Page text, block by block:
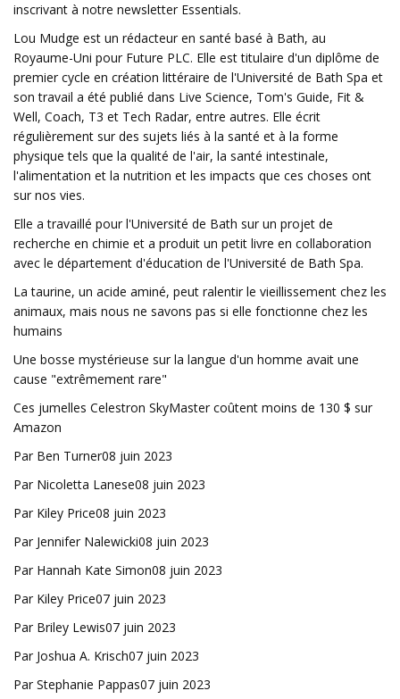
inscrivant à notre newsletter Essentials.
Lou Mudge est un rédacteur en santé basé à Bath, au
Royaume-Uni pour Future PLC. Elle est titulaire d'un diplôme de
premier cycle en création littéraire de l'Université de Bath Spa et
son travail a été publié dans Live Science, Tom's Guide, Fit &
Well, Coach, T3 et Tech Radar, entre autres. Elle écrit
régulièrement sur des sujets liés à la santé et à la forme
physique tels que la qualité de l'air, la santé intestinale,
l'alimentation et la nutrition et les impacts que ces choses ont
sur nos vies.
Elle a travaillé pour l'Université de Bath sur un projet de
recherche en chimie et a produit un petit livre en collaboration
avec le département d'éducation de l'Université de Bath Spa.
La taurine, un acide aminé, peut ralentir le vieillissement chez les
animaux, mais nous ne savons pas si elle fonctionne chez les
humains
Une bosse mystérieuse sur la langue d'un homme avait une
cause "extrêmement rare"
Ces jumelles Celestron SkyMaster coûtent moins de 130 $ sur
Amazon
Par Ben Turner08 juin 2023
Par Nicoletta Lanese08 juin 2023
Par Kiley Price08 juin 2023
Par Jennifer Nalewicki08 juin 2023
Par Hannah Kate Simon08 juin 2023
Par Kiley Price07 juin 2023
Par Briley Lewis07 juin 2023
Par Joshua A. Krisch07 juin 2023
Par Stephanie Pappas07 juin 2023